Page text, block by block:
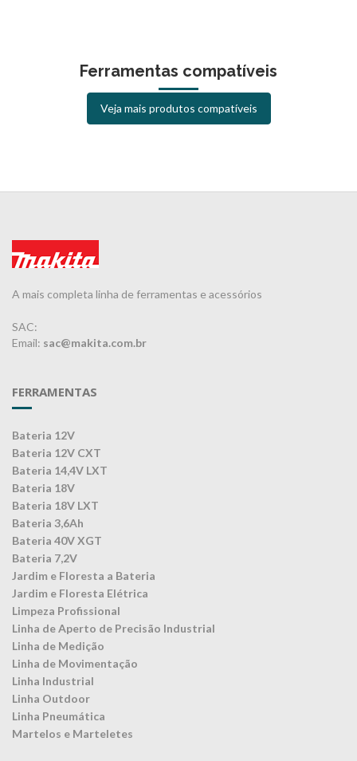
Ferramentas compatíveis
Veja mais produtos compatíveis
A mais completa linha de ferramentas e acessórios
SAC:
Email: sac@makita.com.br
FERRAMENTAS
Bateria 12V
Bateria 12V CXT
Bateria 14,4V LXT
Bateria 18V
Bateria 18V LXT
Bateria 3,6Ah
Bateria 40V XGT
Bateria 7,2V
Jardim e Floresta a Bateria
Jardim e Floresta Elétrica
Limpeza Profissional
Linha de Aperto de Precisão Industrial
Linha de Medição
Linha de Movimentação
Linha Industrial
Linha Outdoor
Linha Pneumática
Martelos e Marteletes